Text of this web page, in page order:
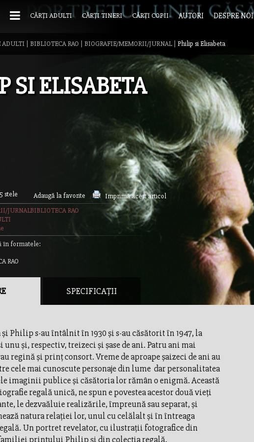
CĂRȚI ADULTI CĂRȚI TINERI CĂRȚI COPII AUTORI DESPRE NOI
BIBLIOTECA RAO BIOGRAFIE/MEMORII/JURNAL Philip si Elisabeta
SI ELISABETA
stele Adaugă la favorite
Imprimă acest articol
JURNALBIBLIOTECA RAO
în formatele:
RAO
SPECIFICAȚII
şi Philip s-au întâlnit în 1930 şi s-au căsătorit în 1947, la
unu şi, respectiv, treizeci şi şase de ani. Patru ani mai
regină şi prinţ consort. Vreme de aproape şaizeci de ani au
cele mai cunoscute personaje din lume ­ dar personalitatea
imaginii publice şi căsătoria lor rămân o enigmă. Această
regală unică, ne spun e povestea acestor două vieţi
le dezvaăluie realizările, împreună sau separat, şi
natura relaţiei lor, unul cu celălalt şi în întreaga
Un portret revelator, cu ilustraţii fotografice din
prinţului Philip şi din colecţia regală.